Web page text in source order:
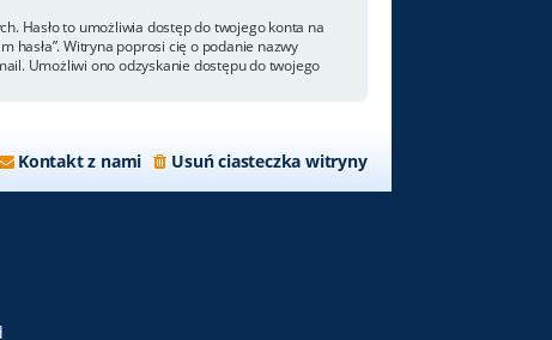
Hasło to umożliwia dostęp do twojego konta na
hasła”. Witryna poprosi cię o podanie nazwy
Umożliwi ono odzyskanie dostępu do twojego
Usuń ciasteczka witryny
Kontakt z nami